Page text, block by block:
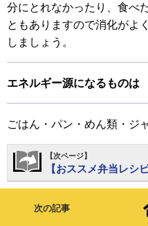
分にとれなかったり、食べ
ともありますので消化がよ
しましょう。
エネルギー源になるものは
ごはん・パン・めん類・ジ
【次ページ】
【おススメ弁当レシ
次の記事